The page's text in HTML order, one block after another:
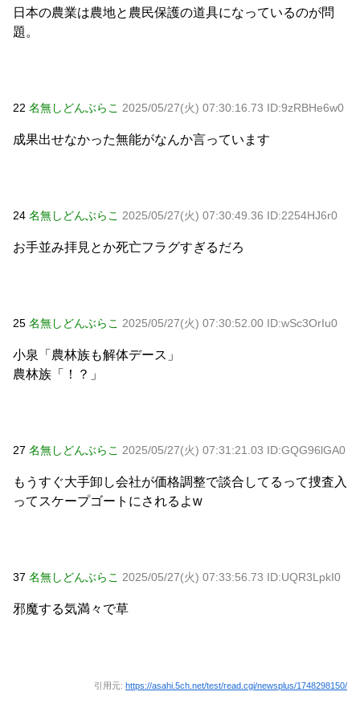
日本の農業は農地と農民保護の道具になっているのが問
題。
22 名無しどんぶらこ 2025/05/27(火) 07:30:16.73 ID:9zRBHe6w0
成果出せなかった無能がなんか言っています
24 名無しどんぶらこ 2025/05/27(火) 07:30:49.36 ID:2254HJ6r0
お手並み拝見とか死亡フラグすぎるだろ
25 名無しどんぶらこ 2025/05/27(火) 07:30:52.00 ID:wSc3OrIu0
小泉「農林族も解体デース」
農林族「！？」
27 名無しどんぶらこ 2025/05/27(火) 07:31:21.03 ID:GQG96lGA0
もうすぐ大手卸し会社が価格調整で談合してるって捜査入
ってスケープゴートにされるよw
37 名無しどんぶらこ 2025/05/27(火) 07:33:56.73 ID:UQR3LpkI0
邪魔する気満々で草
引用元: https://asahi.5ch.net/test/read.cgi/newsplus/1748298150/